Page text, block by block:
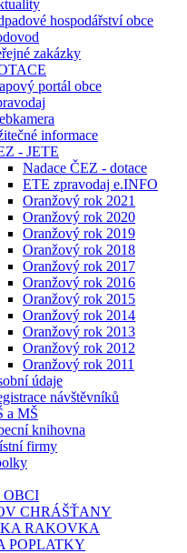
hospodářství obce
zakázky
portál obce
informace
- JETE
Nadace ČEZ - dotace
ETE zpravodaj e.INFO
Oranžový rok 2021
Oranžový rok 2020
Oranžový rok 2019
Oranžový rok 2018
Oranžový rok 2017
Oranžový rok 2016
Oranžový rok 2015
Oranžový rok 2014
Oranžový rok 2013
Oranžový rok 2012
Oranžový rok 2011
údaje
návštěvníků
a MŠ
knihovna
firmy
OBCI
CHRÁŠŤANY
RAKOVKA
POPLATKY